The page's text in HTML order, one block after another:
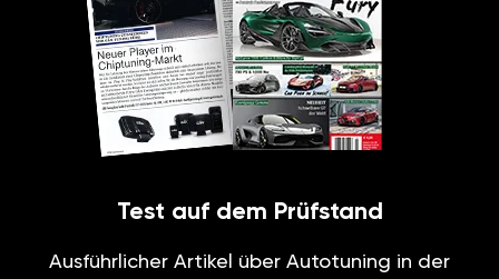
Test auf dem Prüfstand
Ausführlicher Artikel über Autotuning in der